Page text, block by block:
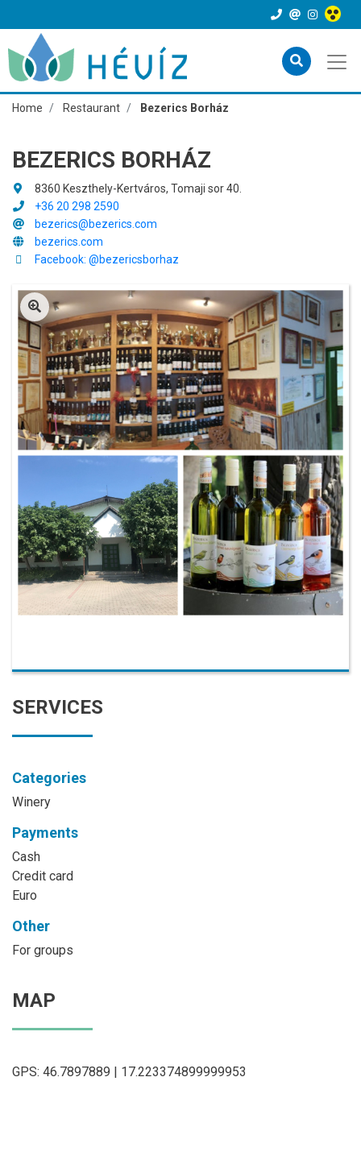
Home Restaurant Bezerics Borház
BEZERICS BORHÁZ
8360 Keszthely-Kertváros, Tomaji sor 40.
+36 20 298 2590
bezerics@bezerics.com
bezerics.com
Facebook: @bezericsborhaz
SERVICES
Categories
Winery
Payments
Cash
Credit card
Euro
Other
For groups
MAP
GPS: 46.7897889 | 17.223374899999953